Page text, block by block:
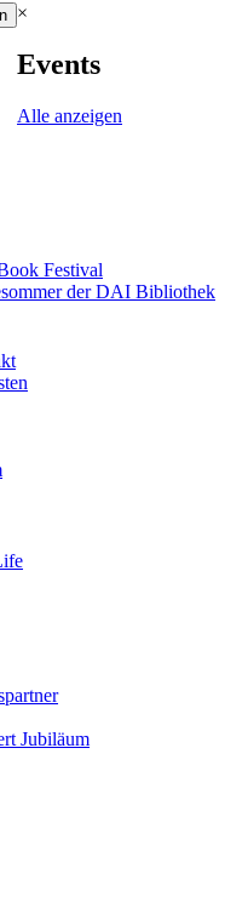
×
Events
Alle anzeigen
Festival
der DAI Bibliothek
Jubiläum